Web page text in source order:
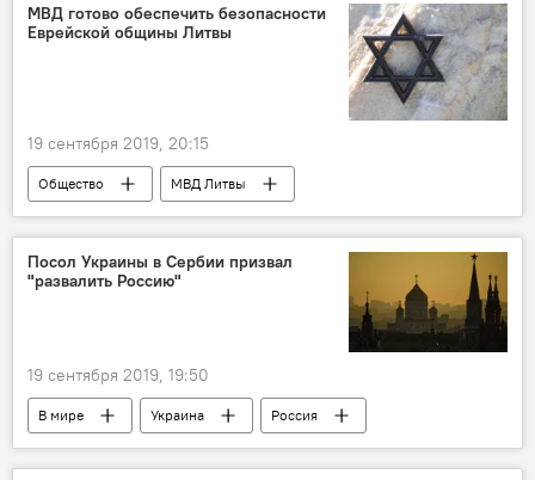
МВД готово обеспечить безопасности
Еврейской общины Литвы
19 сентября 2019, 20:15
Общество
МВД Литвы
Еврейская община Литвы
Фаина Куклянски
антисемитизм
Посол Украины в Сербии призвал
"развалить Россию"
19 сентября 2019, 19:50
В мире Украина
Россия
посол